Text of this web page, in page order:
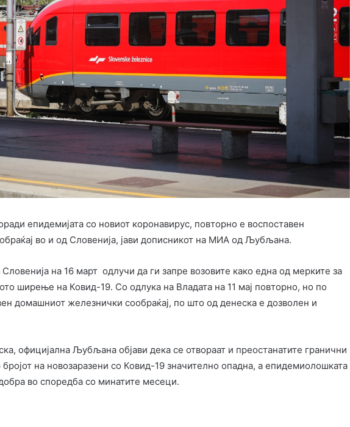
епидемијата со новиот коронавирус, повторно е воспоставен
во и од Словенија, јави дописникот на МИА од Љубљана.
на 16 март одлучи да ги запре возовите како една од мерките за
ширење на Ковид-19. Со одлука на Владата на 11 мај повторно, но по
домашниот железнички сообраќај, по што од денеска е дозволен и
официјална Љубљана објави дека се отвораат и преостанатите гранични
на новозаразени со Ковид-19 значително опадна, а епидемиолошката
во споредба со минатите месеци.